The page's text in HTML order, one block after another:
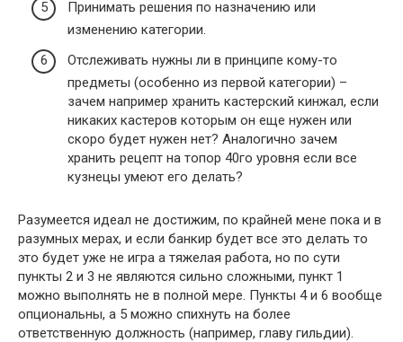
Принимать решения по назначению или
изменению категории.
Отслеживать нужны ли в принципе кому-то
предметы (особенно из первой категории) –
зачем например хранить кастерский кинжал, если
никаких кастеров которым он еще нужен или
скоро будет нужен нет? Аналогично зачем
хранить рецепт на топор 40го уровня если все
кузнецы умеют его делать?
Разумеется идеал не достижим, по крайней мене пока и в
разумных мерах, и если банкир будет все это делать то
это будет уже не игра а тяжелая работа, но по сути
пункты 2 и 3 не являются сильно сложными, пункт 1
можно выполнять не в полной мере. Пункты 4 и 6 вообще
опциональны, а 5 можно спихнуть на более
ответственную должность (например, главу гильдии).